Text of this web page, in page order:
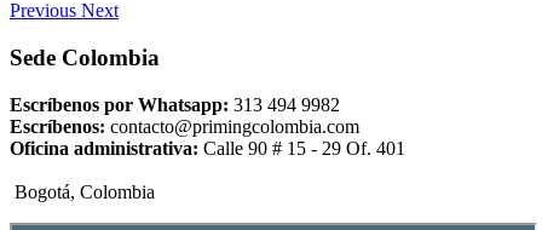
Previous Next
Sede Colombia
Escríbenos por Whatsapp: 313 494 9982
Escríbenos: contacto@primingcolombia.com
Oficina administrativa: Calle 90 # 15 - 29 Of. 401
Bogotá, Colombia